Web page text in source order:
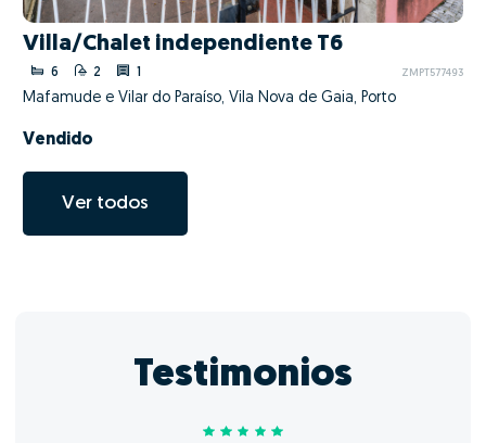
Villa/Chalet independiente T6
6 2 1 ZMPT577493
Mafamude e Vilar do Paraíso, Vila Nova de Gaia, Porto
Vendido
Ver todos
Testimonios